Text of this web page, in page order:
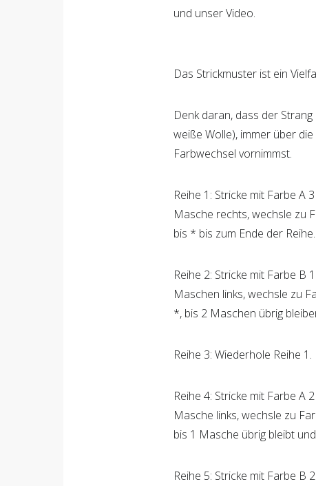
Du brauchst nur
Denk daran, dass der
weiße Wolle), immer über
Reihe 1: Stricke mit Farbe A
Masche rechts, wechsle zu
Reihe 2: Stricke mit Farbe B
Maschen links, wechsle zu
Reihe 4: Stricke mit Farbe A
Masche links, wechsle zu